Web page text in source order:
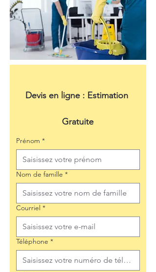
Devis en ligne : Estimation
Gratuite
Prénom *
Nom de famille *
Courriel *
Téléphone *